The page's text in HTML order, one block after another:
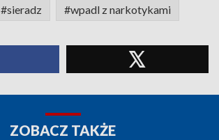
#sieradz #wpadl z narkotykami
ZOBACZ TAKŻE